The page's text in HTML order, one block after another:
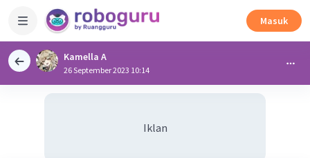
Masuk
Kamella A
26 September 2023 10:14
Iklan